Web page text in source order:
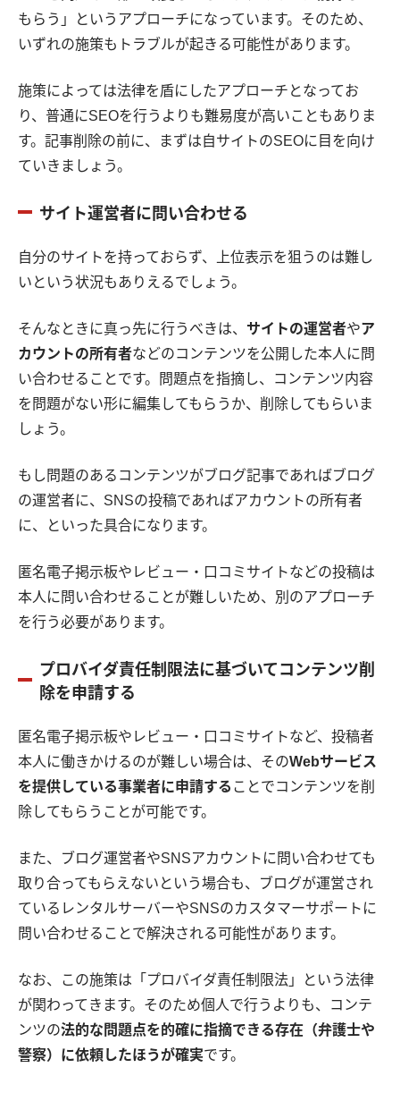
もらう」というアプローチになっています。そのため、
いずれの施策もトラブルが起きる可能性があります。
施策によっては法律を盾にしたアプローチとなってお
り、普通にSEOを行うよりも難易度が高いこともありま
す。記事削除の前に、まずは自サイトのSEOに目を向け
ていきましょう。
サイト運営者に問い合わせる
自分のサイトを持っておらず、上位表示を狙うのは難し
いという状況もありえるでしょう。
そんなときに真っ先に行うべきは、 サイトの運営者やア
カウントの所有者などのコンテンツを公開した本人に問
い合わせることです。問題点を指摘し、コンテンツ内容
を問題がない形に編集してもらうか、削除してもらいま
しょう。
もし問題のあるコンテンツがブログ記事であればブログ
の運営者に、SNSの投稿であればアカウントの所有者
に、といった具合になります。
匿名電子掲示板やレビュー・口コミサイトなどの投稿は
本人に問い合わせることが難しいため、別のアプローチ
を行う必要があります。
プロバイダ責任制限法に基づいてコンテンツ削
除を申請する
匿名電子掲示板やレビュー・口コミサイトなど、投稿者
本人に働きかけるのが難しい場合は、そのWebサービス
を提供している事業者に申請する ことでコンテンツを削
除してもらうことが可能です。
また、ブログ運営者やSNSアカウントに問い合わせても
取り合ってもらえないという場合も、ブログが運営され
ているレンタルサーバーやSNSのカスタマーサポートに
問い合わせることで解決される可能性があります。
なお、この施策は「プロバイダ責任制限法」という法律
が関わってきます。そのため個人で行うよりも、コンテ
ンツの法的な問題点を的確に指摘できる存在（弁護士や
警察）に依頼したほうが確実です。